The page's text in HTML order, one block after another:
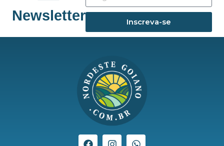
Newsletter Inscreva-se